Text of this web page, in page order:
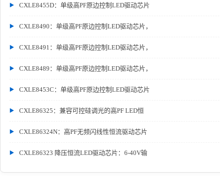
CXLE8455D：单级高PF原边控制LED驱动芯片
CXLE8490：单级高PF原边控制LED驱动芯片，
CXLE8491：单级高PF原边控制LED驱动芯片，
CXLE8489：单级高PF原边控制LED驱动芯片，
CXLE8453C：单级高PF原边控制LED驱动芯片
CXLE86325：兼容可控硅调光的高PF LED恒
CXLE86324N：高PF无频闪线性恒流驱动芯片
CXLE86323 降压恒流LED驱动芯片：6-40V输